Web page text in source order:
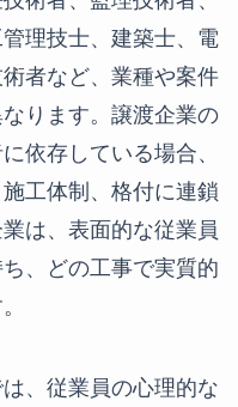
理技士、建築士、電
者など、業種や案件
ります。譲渡企業の
依存している場合、
工体制、格付に連鎖
は、表面的な従業員
、どの工事で実質的
、従業員の心理的な